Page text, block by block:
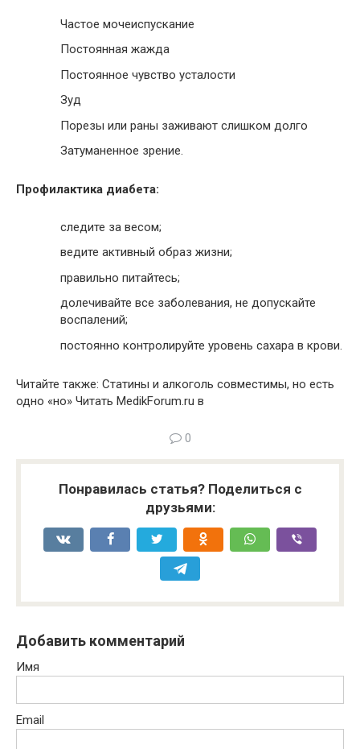
Частое мочеиспускание
Постоянная жажда
Постоянное чувство усталости
Зуд
Порезы или раны заживают слишком долго
Затуманенное зрение.
Профилактика диабета:
следите за весом;
ведите активный образ жизни;
правильно питайтесь;
долечивайте все заболевания, не допускайте
воспалений;
постоянно контролируйте уровень сахара в крови.
Читайте также: Статины и алкоголь совместимы, но есть
одно «но» Читать MedikForum.ru в
0
Понравилась статья? Поделиться с
друзьями:
Добавить комментарий
Имя
Email